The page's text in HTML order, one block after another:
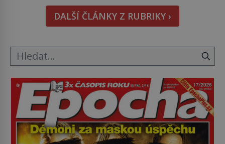
hmatatelnějšího. Naprosto rekordní kometu!
Astronomové Pedro Bernardinelli a Gary Bernstein
mravenčí prací zkoumají archivní snímky v rámci
DALŠÍ ČLÁNKY Z RUBRIKY ›